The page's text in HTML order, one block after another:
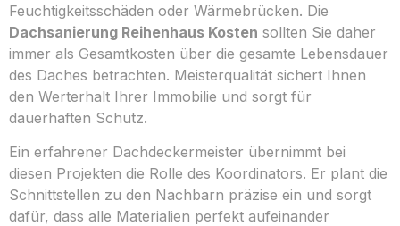
Feuchtigkeitsschäden oder Wärmebrücken. Die
Dachsanierung Reihenhaus Kosten sollten Sie daher
immer als Gesamtkosten über die gesamte Lebensdauer
des Daches betrachten. Meisterqualität sichert Ihnen
den Werterhalt Ihrer Immobilie und sorgt für
dauerhaften Schutz.
Ein erfahrener Dachdeckermeister übernimmt bei
diesen Projekten die Rolle des Koordinators. Er plant die
Schnittstellen zu den Nachbarn präzise ein und sorgt
dafür, dass alle Materialien perfekt aufeinander